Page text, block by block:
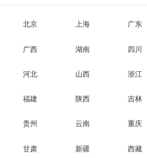
北京 上海 广东
广西 湖南 四川
河北 山西 浙江
福建 陕西 吉林
贵州 云南 重庆
甘肃 新疆 西藏